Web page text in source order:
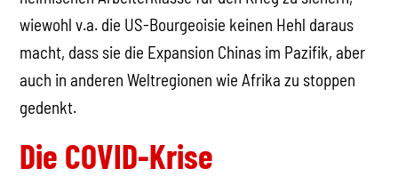
wiewohl v.a. die US-Bourgeoisie keinen Hehl daraus
macht, dass sie die Expansion Chinas im Pazifik, aber
auch in anderen Weltregionen wie Afrika zu stoppen
gedenkt.
Die COVID-Krise